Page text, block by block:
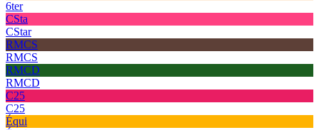
6ter
CSta
CStar
RMCS
RMCS
RMCD
RMCD
C25
C25
Équi